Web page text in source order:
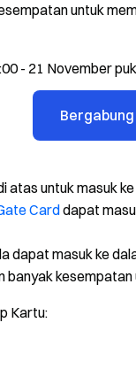
untuk
- 21 November
Bergabung
atas untuk masuk
Carddapat
dapat masuk ke
kesempatan
Kartu: